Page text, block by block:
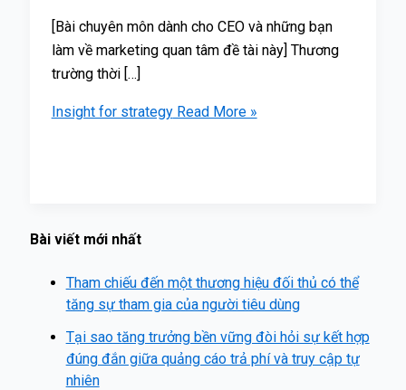
[Bài chuyên môn dành cho CEO và những bạn
làm về marketing quan tâm đề tài này] Thương
trường thời […]
Insight for strategyRead More »
Bài viết mới nhất
Tham chiếu đến một thương hiệu đối thủ có thể
tăng sự tham gia của người tiêu dùng
Tại sao tăng trưởng bền vững đòi hỏi sự kết hợp
đúng đắn giữa quảng cáo trả phí và truy cập tự
nhiên